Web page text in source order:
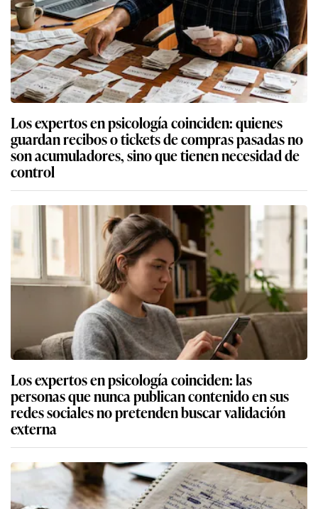
Los expertos en psicología coinciden: quienes
guardan recibos o tickets de compras pasadas no
son acumuladores, sino que tienen necesidad de
control
Los expertos en psicología coinciden: las
personas que nunca publican contenido en sus
redes sociales no pretenden buscar validación
externa